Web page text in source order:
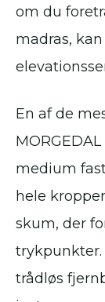
om du
madras,
En af de
medium
hele
skum, der
trykpunkter.
trådløs